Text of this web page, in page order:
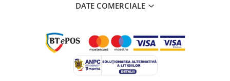
DATE COMERCIALE